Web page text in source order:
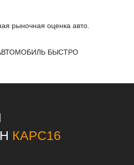
рыночная оценка авто.
БЫСТРО
КАРС16